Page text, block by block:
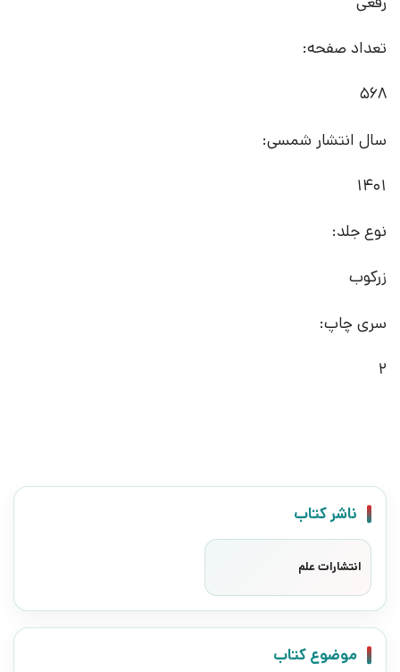
تعداد صفحه:
568
سال انتشار شمسی:
1401
نوع جلد:
زرکوب
سری چاپ:
2
ناشر کتاب
انتشارات علم
موضوع کتاب